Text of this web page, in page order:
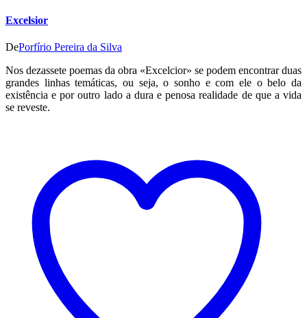
Excelsior
DePorfírio Pereira da Silva
Nos dezassete poemas da obra «Excelcior» se podem encontrar duas
grandes linhas temáticas, ou seja, o sonho e com ele o belo da
existência e por outro lado a dura e penosa realidade de que a vida
se reveste.